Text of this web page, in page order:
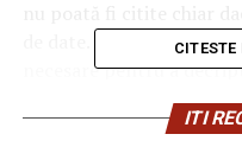
de date. Însă atacatorii
necesare pentru a
ITI